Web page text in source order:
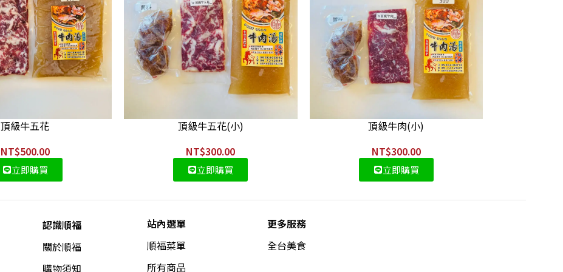
頂級牛五花
NT$500.00
立即購買
頂級牛五花(小)
NT$300.00
立即購買
頂級牛肉(小)
NT$300.00
立即購買
認識順福
關於順福
購物須知
站內選單
順福菜單
所有商品
更多服務
全台美食